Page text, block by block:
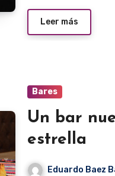
Leer más
Bares
Un bar
estrella
Eduardo Baez